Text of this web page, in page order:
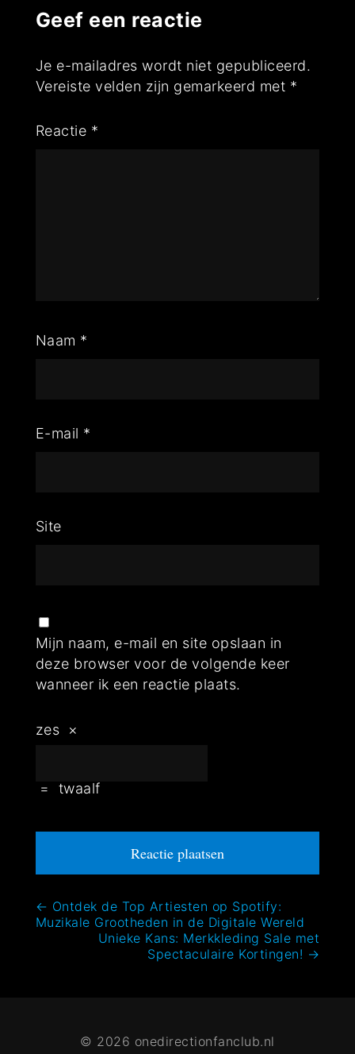
Geef een reactie
Je e-mailadres wordt niet gepubliceerd.
Vereiste velden zijn gemarkeerd met *
Reactie *
Naam *
E-mail *
Site
Mijn naam, e-mail en site opslaan in
deze browser voor de volgende keer
wanneer ik een reactie plaats.
zes ×
= twaalf
Bericht
navigatie
← Ontdek de Top Artiesten op Spotify:
Muzikale Grootheden in de Digitale Wereld
Unieke Kans: Merkkleding Sale met
Spectaculaire Kortingen! →
© 2026 onedirectionfanclub.nl